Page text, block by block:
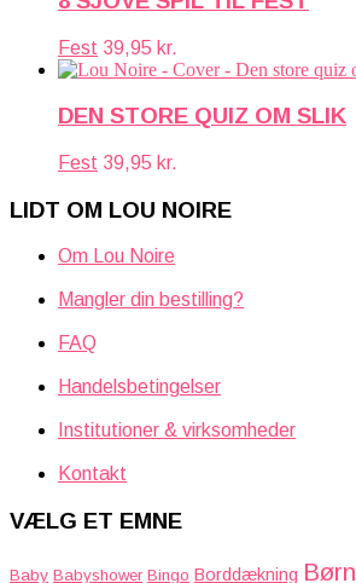
Fest 39,95 kr.
DEN STORE QUIZ OM SLIK
Fest 39,95 kr.
LIDT OM LOU NOIRE
Om Lou Noire
Mangler din bestilling?
FAQ
Handelsbetingelser
Institutioner & virksomheder
Kontakt
VÆLG ET EMNE
Baby Babyshower Bingo Borddækning Børn